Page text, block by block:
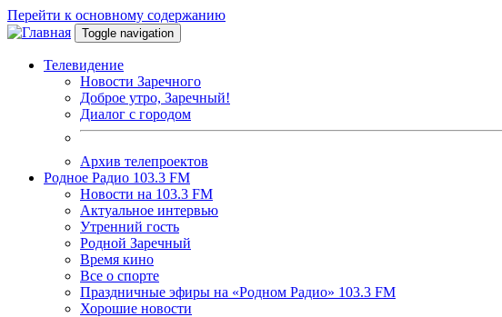
Перейти к основному содержанию
Toggle navigation
Телевидение
Новости Заречного
Доброе утро, Заречный!
Диалог с городом
Архив телепроектов
Родное Радио 103.3 FM
Новости на 103.3 FM
Актуальное интервью
Утренний гость
Родной Заречный
Время кино
Все о спорте
Праздничные эфиры на «Родном Радио» 103.3 FM
Хорошие новости